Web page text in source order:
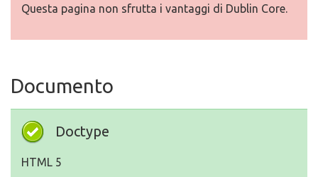
Questa pagina non sfrutta i vantaggi di Dublin Core.
Documento
Doctype
HTML 5